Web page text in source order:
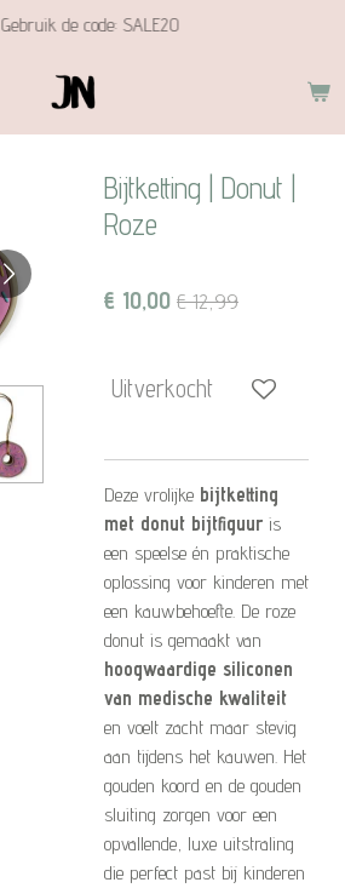
Gebruik de code: SALE20
Bijtketting | Donut |
Roze
€ 10,00 € 12,99
Uitverkocht
Deze vrolijke bijtketting
met donut bijtfiguur is
een speelse én praktische
oplossing voor kinderen met
een kauwbehoefte. De roze
donut is gemaakt van
hoogwaardige siliconen
van medische kwaliteit
en voelt zacht maar stevig
aan tijdens het kauwen. Het
gouden koord en de gouden
sluiting zorgen voor een
opvallende, luxe uitstraling
die perfect past bij kinderen